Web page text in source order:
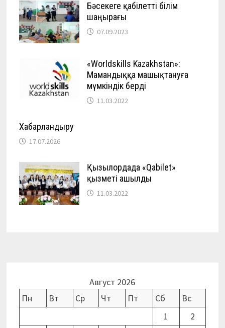
Бәсекеге қабілетті білім
шаңырағы
07.09.2023
«Worldskills Kazakhstan»:
Мамандыққа машықтануға
мүмкіндік берді
11.03.2022
Хабарландыру
17.07.2026
Қызылордада «Qabilet»
қызметі ашылды
11.03.2022
Август 2026
Пн
Вт Ср Чт Пт Сб
Вс
1
2